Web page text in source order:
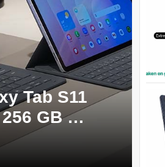
Tab S11
GB -